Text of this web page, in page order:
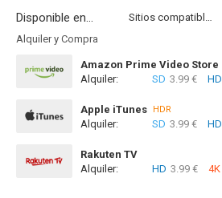
Disponible en...
Sitios compatibles
Alquiler y Compra
Amazon Prime Video Store
Alquiler:
SD 3.99 € HD
Apple iTunes HDR
Alquiler: SD 3.99 € HD
Rakuten TV
Alquiler:
HD 3.99 € 4K